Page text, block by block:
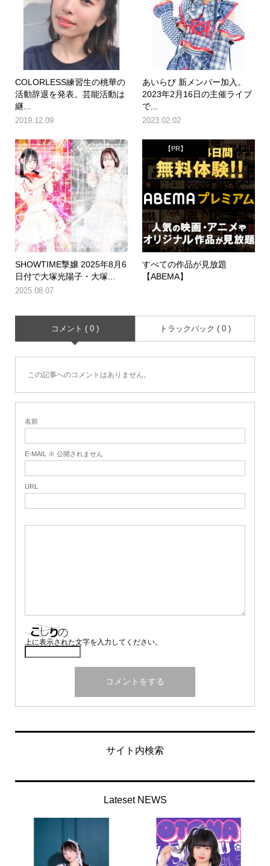
COLORLESS練習生の桃華の
活動辞退を発表。芸能活動は
継...
2019.12.09
あいらび 新メンバー加入。
2023年2月16日の主催ライブ
で...
2023.02.02
SHOWTIME撃嬢 2025年8月6
日付で大塚光陽子・大塚...
2025.08.07
【PR】
すべての作品が見放題
【ABEMA】
コメント ( 0 ) トラックバック ( 0 )
この記事へのコメントはありません。
名前
E-MAIL ※ 公開されません
URL
上に表示された文字を入力してください。
サイト内検索
Lateset NEWS